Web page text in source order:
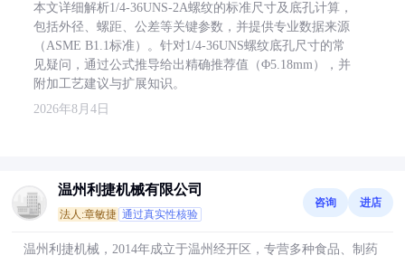
本文详细解析1/4-36UNS-2A螺纹的标准尺寸及底孔计算，
包括外径、螺距、公差等关键参数，并提供专业数据来源
（ASME B1.1标准）。针对1/4-36UNS螺纹底孔尺寸的常
见疑问，通过公式推导给出精确推荐值（Φ5.18mm），并
附加工艺建议与扩展知识。
2026年8月4日
温州利捷机械有限公司
法人:章敏捷 通过真实性核验
咨询 进店
温州利捷机械，2014年成立于温州经开区，专营多种食品、制药